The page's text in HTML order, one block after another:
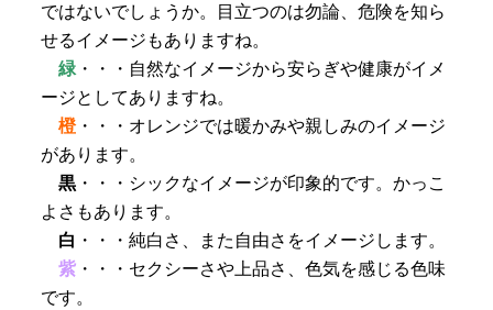
ではないでしょうか。目立つのは勿論、危険を知ら
せるイメージもありますね。
緑 ・・・自然なイメージから安らぎや健康がイメ
ージとしてありますね。
橙・・・オレンジでは暖かみや親しみのイメージ
があります。
黒 ・・・シックなイメージが印象的です。かっこ
よさもあります。
白 ・・・純白さ、また自由さをイメージします。
紫 ・・・セクシーさや上品さ、色気を感じる色味
です。